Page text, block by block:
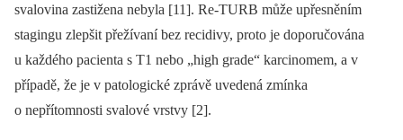
svalovina zastižena nebyla [11]. Re-TURB může upřesněním
stagingu zlepšit přežívaní bez recidivy, proto je doporučována
u každého pacienta s T1 nebo „high grade“ karcinomem, a v
případě, že je v patologické zprávě uvedená zmínka
o nepřítomnosti svalové vrstvy [2].